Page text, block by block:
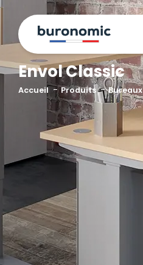
Envol Classic
Accueil Produits Bureaux